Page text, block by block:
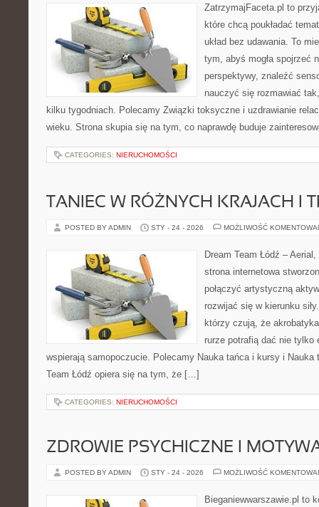
ZatrzymajFaceta.pl to
które chcą poukładać
układ bez udawania. To
tym, abyś mogła spojrzeć
perspektywy, znaleźć
nauczyć się rozmawiać
kilku tygodniach. Polecamy Związki toksyczne i uzdrawianie
wieku. Strona skupia się na tym, co naprawdę buduje
CATEGORIES: NIERUCHOMOŚCI
TANIEC W RÓŻNYCH KRAJACH I
POSTED BY ADMIN STY - 24 - 2026 MOŻLIWOŚĆ
Dream Team Łódź –
strona internetowa
połączyć artystyczną
rozwijać się w kierunku
którzy czują, że
rurze potrafią dać nie tylko
wspierają samopoczucie. Polecamy Nauka tańca i kursy i Nauka
Team Łódź opiera się na tym, że […]
CATEGORIES: NIERUCHOMOŚCI
ZDROWIE PSYCHICZNE I
POSTED BY ADMIN STY - 24 - 2026 MOŻLIWOŚĆ
Bieganiewwarszawie.pl to